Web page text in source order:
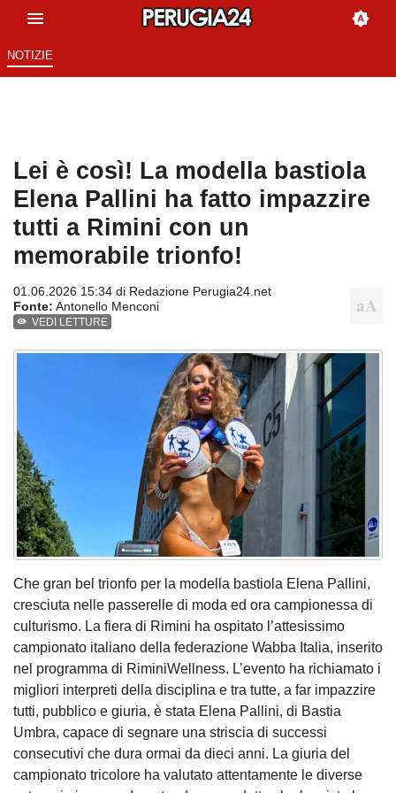
NOTIZIE
Lei è così! La modella bastiola
Elena Pallini ha fatto impazzire
tutti a Rimini con un
memorabile trionfo!
01.06.2026 15:34 di Redazione Perugia24.net
Fonte: Antonello Menconi
VEDI LETTURE
Che gran bel trionfo per la modella bastiola Elena Pallini,
cresciuta nelle passerelle di moda ed ora campionessa di
culturismo. La fiera di Rimini ha ospitato l’attesissimo
campionato italiano della federazione Wabba Italia, inserito
nel programma di RiminiWellness. L’evento ha richiamato i
migliori interpreti della disciplina e tra tutte, a far impazzire
tutti, pubblico e giuria, è stata Elena Pallini, di Bastia
Umbra, capace di segnare una striscia di successi
consecutivi che dura ormai da dieci anni. La giuria del
campionato tricolore ha valutato attentamente le diverse